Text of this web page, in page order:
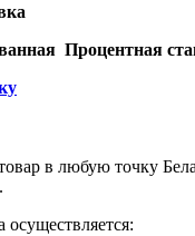
Процентная
в любую точку
осуществляется: